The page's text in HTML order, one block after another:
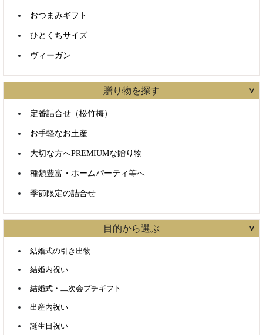
おつまみギフト
ひとくちサイズ
ヴィーガン
贈り物を探す
定番詰合せ（松竹梅）
お手軽なお土産
大切な方へPREMIUMな贈り物
種類豊富・ホームパーティ等へ
季節限定の詰合せ
目的から選ぶ
結婚式の引き出物
結婚内祝い
結婚式・二次会プチギフト
出産内祝い
誕生日祝い